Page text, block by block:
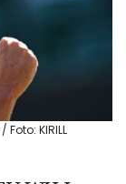
KIRILL